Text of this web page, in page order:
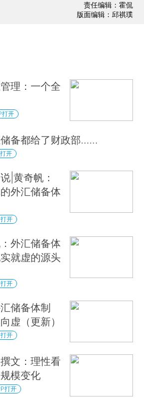
责任编辑：霍侃
版面编辑：邱祺璞
理：一个全
打开
备都给了财政部……
开
|黄奇帆：
外汇储备体
开
外汇储备体
就虚的源头
开
储备体制
虚（更新）
开
文：理性看
模变化
打开